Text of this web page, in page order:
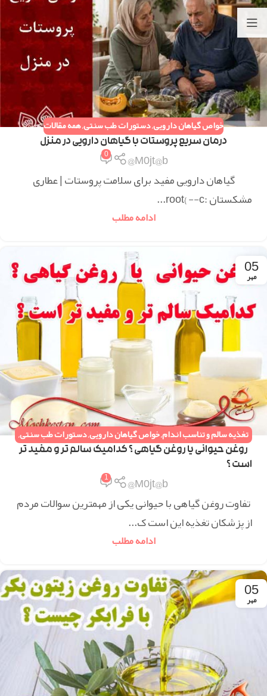
خواص گیاهان دارویی,دستورات طب سنتی,همه مقالات
درمان سریع پروستات با گیاهان دارویی در منزل
M0jt@b@
0
گیاهان دارویی مفید برای سلامت پروستات | عطاری
مشکستان :root{ --c...
ادامه مطلب
05
مهر
تغذیه سالم و تناسب اندام,خواص گیاهان دارویی,دستورات طب سنتی,
همه مقالات
روغن حیوانی یا روغن گیاهی ؟ کدامیک سالم تر و مفید تر
است ؟
M0jt@b@
1
تفاوت روغن گیاهی با حیوانی یکی از مهمترین سوالات مردم
از پزشکان تغذیه این است ک...
ادامه مطلب
05
مهر